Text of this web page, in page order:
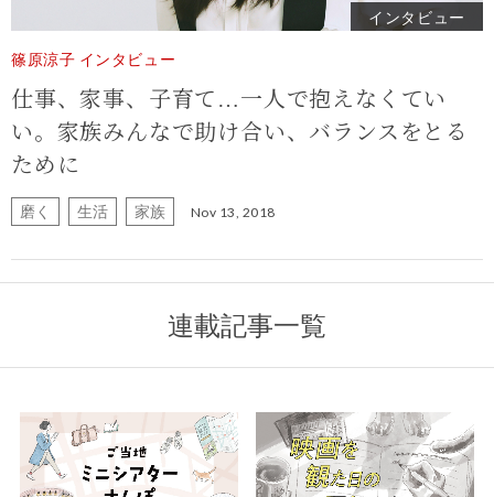
インタビュー
篠原涼子 インタビュー
仕事、家事、子育て…一人で抱えなくてい
い。家族みんなで助け合い、バランスをとる
ために
磨く 生活 家族 Nov 13, 2018
連載記事一覧